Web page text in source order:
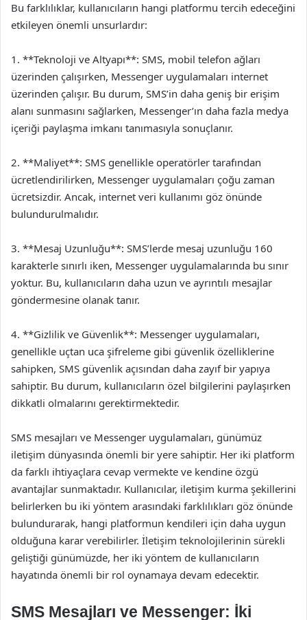
Bu farklılıklar, kullanıcıların hangi platformu tercih edeceğini
etkileyen önemli unsurlardır:
1. **Teknoloji ve Altyapı**: SMS, mobil telefon ağları
üzerinden çalışırken, Messenger uygulamaları internet
üzerinden çalışır. Bu durum, SMS’in daha geniş bir erişim
alanı sunmasını sağlarken, Messenger’ın daha fazla medya
içeriği paylaşma imkanı tanımasıyla sonuçlanır.
2. **Maliyet**: SMS genellikle operatörler tarafından
ücretlendirilirken, Messenger uygulamaları çoğu zaman
ücretsizdir. Ancak, internet veri kullanımı göz önünde
bulundurulmalıdır.
3. **Mesaj Uzunluğu**: SMS’lerde mesaj uzunluğu 160
karakterle sınırlı iken, Messenger uygulamalarında bu sınır
yoktur. Bu, kullanıcıların daha uzun ve ayrıntılı mesajlar
göndermesine olanak tanır.
4. **Gizlilik ve Güvenlik**: Messenger uygulamaları,
genellikle uçtan uca şifreleme gibi güvenlik özelliklerine
sahipken, SMS güvenlik açısından daha zayıf bir yapıya
sahiptir. Bu durum, kullanıcıların özel bilgilerini paylaşırken
dikkatli olmalarını gerektirmektedir.
SMS mesajları ve Messenger uygulamaları, günümüz
iletişim dünyasında önemli bir yere sahiptir. Her iki platform
da farklı ihtiyaçlara cevap vermekte ve kendine özgü
avantajlar sunmaktadır. Kullanıcılar, iletişim kurma şekillerini
belirlerken bu iki yöntem arasındaki farklılıkları göz önünde
bulundurarak, hangi platformun kendileri için daha uygun
olduğuna karar verebilirler. İletişim teknolojilerinin sürekli
geliştiği günümüzde, her iki yöntem de kullanıcıların
hayatında önemli bir rol oynamaya devam edecektir.
SMS Mesajları ve Messenger: İki